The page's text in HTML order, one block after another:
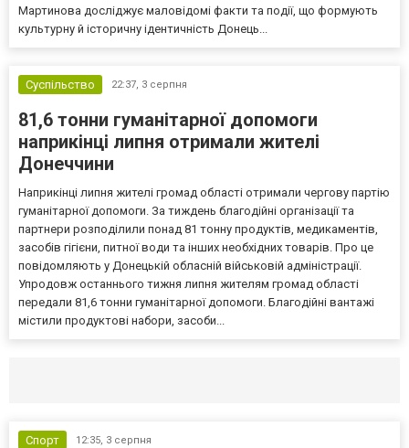
Мартинова досліджує маловідомі факти та події, що формують
культурну й історичну ідентичність Донець...
Суспільство 22:37, 3 серпня
81,6 тонни гуманітарної допомоги
наприкінці липня отримали жителі
Донеччини
Наприкінці липня жителі громад області отримали чергову партію
гуманітарної допомоги. За тиждень благодійні організації та
партнери розподілили понад 81 тонну продуктів, медикаментів,
засобів гігієни, питної води та інших необхідних товарів. Про це
повідомляють у Донецькій обласній військовій адміністрації.
Упродовж останнього тижня липня жителям громад області
передали 81,6 тонни гуманітарної допомоги. Благодійні вантажі
містили продуктові набори, засоби...
Спорт 12:35, 3 серпня